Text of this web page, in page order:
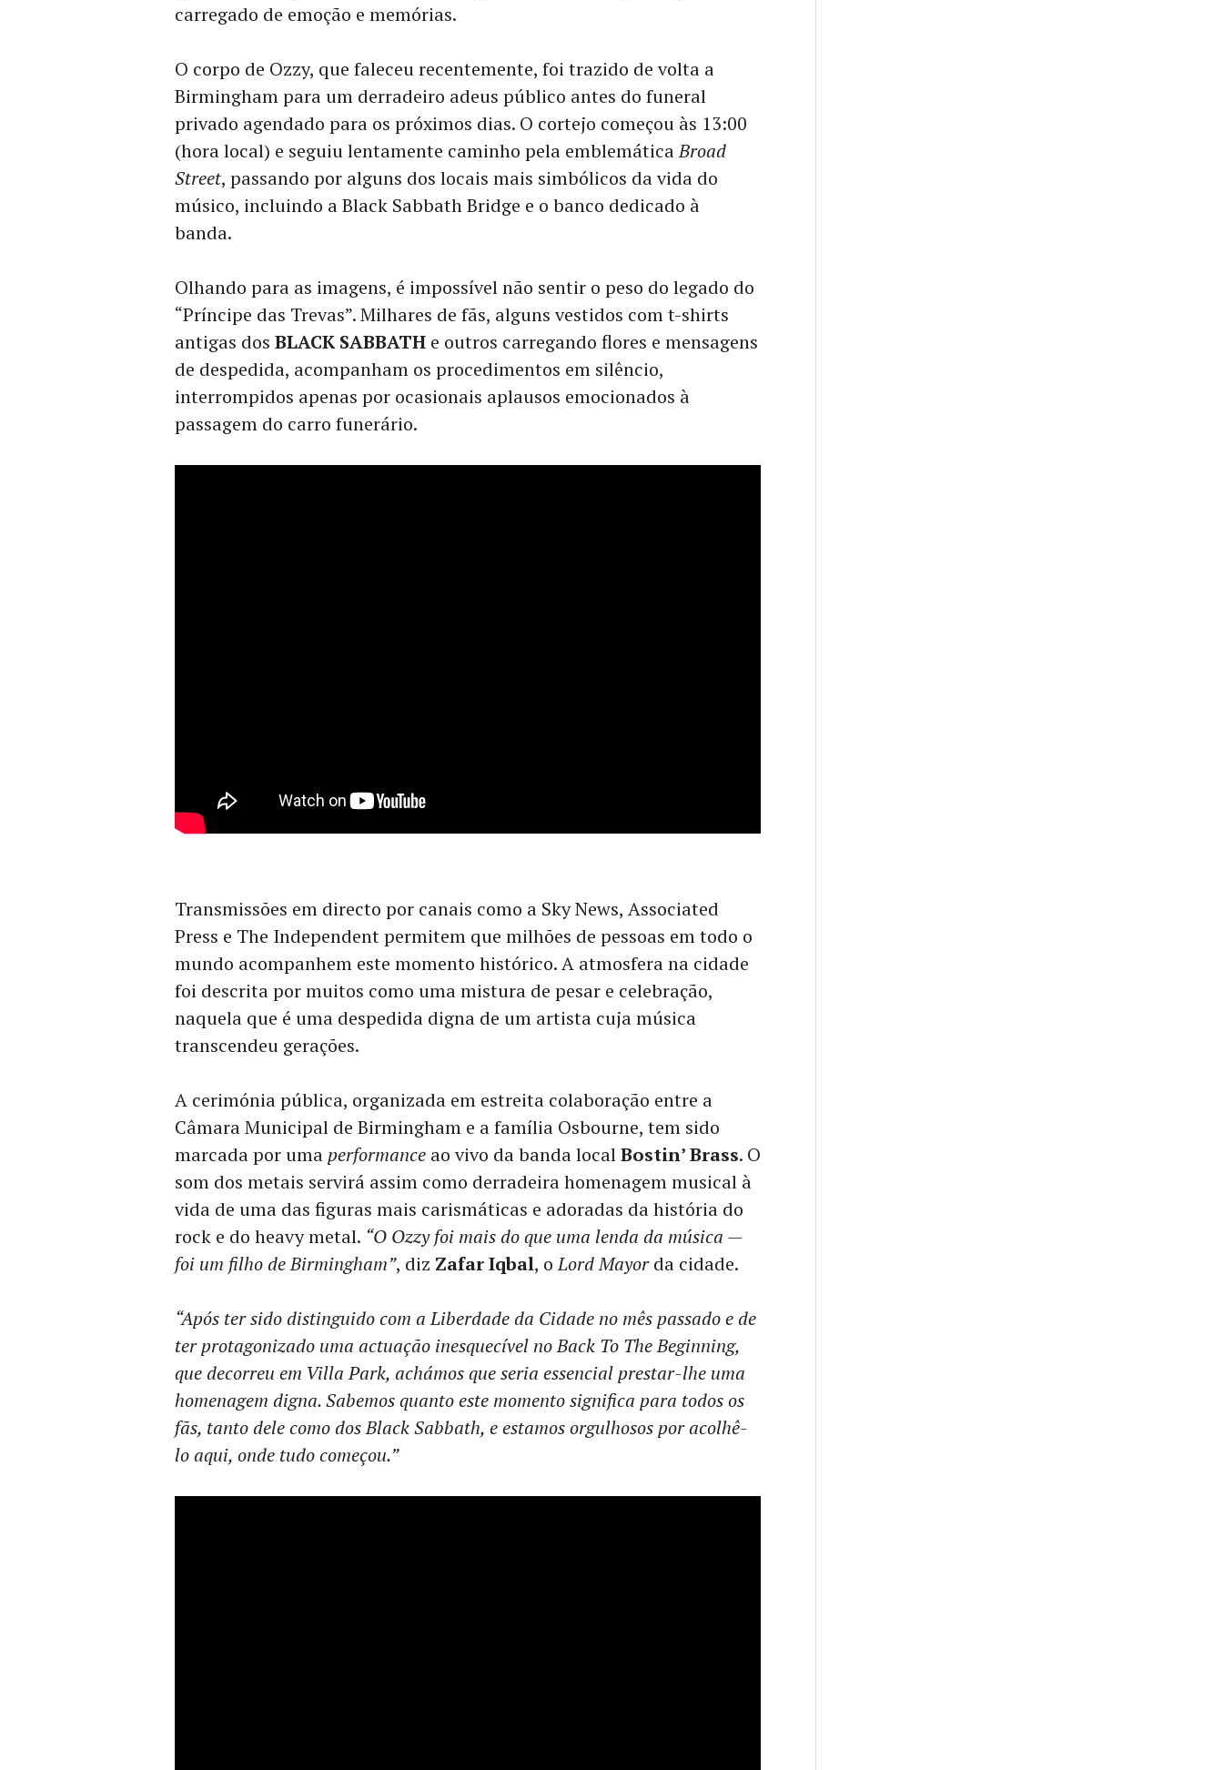
carregado de emoção e memórias.
O corpo de Ozzy, que faleceu recentemente, foi trazido de volta a
Birmingham para um derradeiro adeus público antes do funeral
privado agendado para os próximos dias. O cortejo começou às 13:00
(hora local) e seguiu lentamente caminho pela emblemáticaBroad
Street, passando por alguns dos locais mais simbólicos da vida do
músico, incluindo a Black Sabbath Bridge e o banco dedicado à
banda.
Olhando para as imagens, é impossível não sentir o peso do legado do
“Príncipe das Trevas”. Milhares de fãs, alguns vestidos com t-shirts
antigas dos BLACK SABBATH e outros carregando flores e mensagens
de despedida, acompanham os procedimentos em silêncio,
interrompidos apenas por ocasionais aplausos emocionados à
passagem do carro funerário.
Transmissões em directo por canais como a Sky News, Associated
Press e The Independent permitem que milhões de pessoas em todo o
mundo acompanhem este momento histórico. A atmosfera na cidade
foi descrita por muitos como uma mistura de pesar e celebração,
naquela que é uma despedida digna de um artista cuja música
transcendeu gerações.
A cerimónia pública, organizada em estreita colaboração entre a
Câmara Municipal de Birmingham e a família Osbourne, tem sido
marcada por uma performance ao vivo da banda localBostin’ Brass. O
som dos metais servirá assim como derradeira homenagem musical à
vida de uma das figuras mais carismáticas e adoradas da história do
rock e do heavy metal. “O Ozzy foi mais do que uma lenda da música —
foi um filho de Birmingham”, diz Zafar Iqbal, oLord Mayorda cidade.
“Após ter sido distinguido com a Liberdade da Cidade no mês passado e de
ter protagonizado uma actuação inesquecível no Back To The Beginning,
que decorreu em Villa Park, achámos que seria essencial prestar-lhe uma
homenagem digna. Sabemos quanto este momento significa para todos os
fãs, tanto dele como dos Black Sabbath, e estamos orgulhosos por acolhê-
lo aqui, onde tudo começou.”